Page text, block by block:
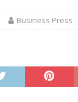
Business Press